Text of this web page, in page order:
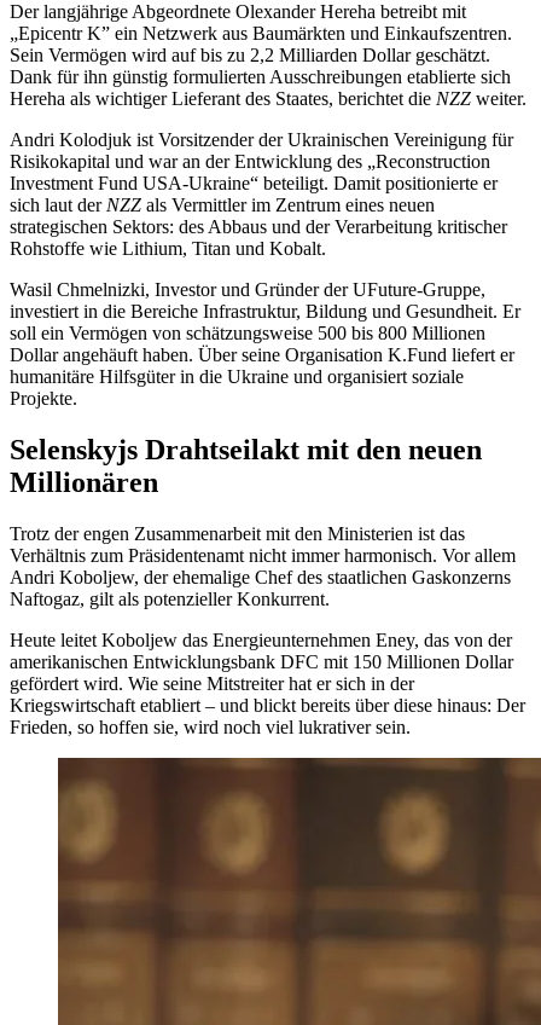
Der langjährige Abgeordnete Olexander Hereha betreibt mit
„Epicentr K” ein Netzwerk aus Baumärkten und Einkaufszentren.
Sein Vermögen wird auf bis zu 2,2 Milliarden Dollar geschätzt.
Dank für ihn günstig formulierten Ausschreibungen etablierte sich
Hereha als wichtiger Lieferant des Staates, berichtet die NZZ weiter.
Andri Kolodjuk ist Vorsitzender der Ukrainischen Vereinigung für
Risikokapital und war an der Entwicklung des „Reconstruction
Investment Fund USA-Ukraine“ beteiligt. Damit positionierte er
sich laut der NZZ als Vermittler im Zentrum eines neuen
strategischen Sektors: des Abbaus und der Verarbeitung kritischer
Rohstoffe wie Lithium, Titan und Kobalt.
Wasil Chmelnizki, Investor und Gründer der UFuture-Gruppe,
investiert in die Bereiche Infrastruktur, Bildung und Gesundheit. Er
soll ein Vermögen von schätzungsweise 500 bis 800 Millionen
Dollar angehäuft haben. Über seine Organisation K.Fund liefert er
humanitäre Hilfsgüter in die Ukraine und organisiert soziale
Projekte.
Selenskyjs Drahtseilakt mit den neuen
Millionären
Trotz der engen Zusammenarbeit mit den Ministerien ist das
Verhältnis zum Präsidentenamt nicht immer harmonisch. Vor allem
Andri Koboljew, der ehemalige Chef des staatlichen Gaskonzerns
Naftogaz, gilt als potenzieller Konkurrent.
Heute leitet Koboljew das Energieunternehmen Eney, das von der
amerikanischen Entwicklungsbank DFC mit 150 Millionen Dollar
gefördert wird. Wie seine Mitstreiter hat er sich in der
Kriegswirtschaft etabliert – und blickt bereits über diese hinaus: Der
Frieden, so hoffen sie, wird noch viel lukrativer sein.